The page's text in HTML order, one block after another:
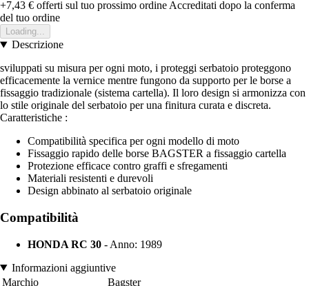
+7,43 € offerti sul tuo prossimo ordine Accreditati dopo la conferma
del tuo ordine
Loading...
Descrizione
sviluppati su misura per ogni moto, i proteggi serbatoio proteggono
efficacemente la vernice mentre fungono da supporto per le borse a
fissaggio tradizionale (sistema cartella). Il loro design si armonizza con
lo stile originale del serbatoio per una finitura curata e discreta.
Caratteristiche :
Compatibilità specifica per ogni modello di moto
Fissaggio rapido delle borse BAGSTER a fissaggio cartella
Protezione efficace contro graffi e sfregamenti
Materiali resistenti e durevoli
Design abbinato al serbatoio originale
Compatibilità
HONDA RC 30 - Anno: 1989
Informazioni aggiuntive
Marchio
Bagster